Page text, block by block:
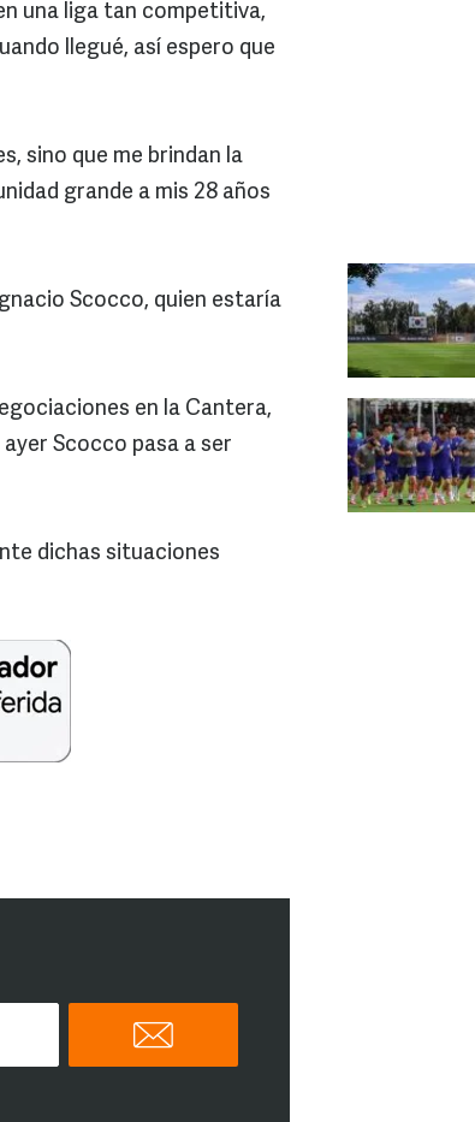
una liga tan competitiva,
llegué, así espero que
sino que me brindan la
grande a mis 28 años
Scocco, quien estaría
en la Cantera,
Scocco pasa a ser
dichas situaciones